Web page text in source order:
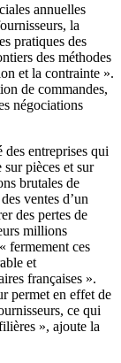
annuelles
la
pratiques des
des méthodes
et la contrainte ».
de commandes,
négociations
entreprises qui
pièces et sur
brutales de
ventes d’un
des pertes de
millions
fermement ces
et
françaises ».
permet en effet de
ce qui
», ajoute la